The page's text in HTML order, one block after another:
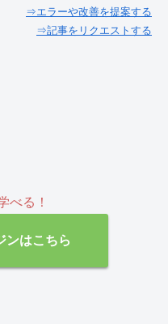
⇒エラーや改善を提案する
⇒記事をリクエストする
べる！
ンはこちら